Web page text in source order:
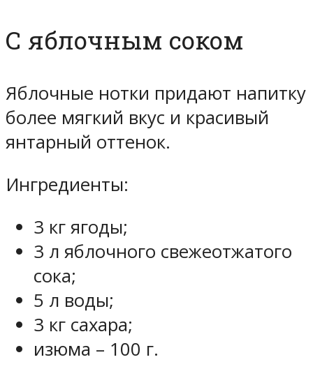
С яблочным соком
Яблочные нотки придают напитку
более мягкий вкус и красивый
янтарный оттенок.
Ингредиенты:
3 кг ягоды;
3 л яблочного свежеотжатого
сока;
5 л воды;
3 кг сахара;
изюма – 100 г.